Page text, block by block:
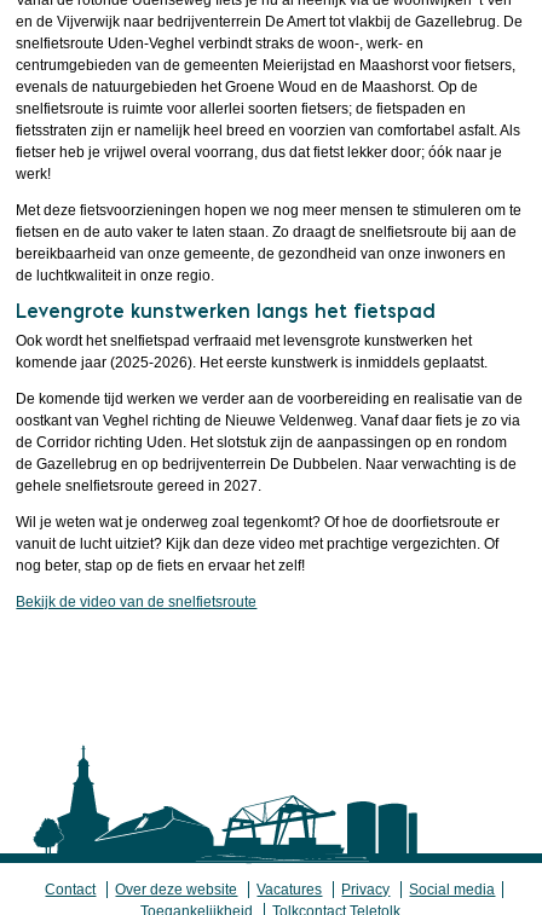
en de Vijverwijk naar bedrijventerrein De Amert tot vlakbij de Gazellebrug. De
snelfietsroute Uden-Veghel verbindt straks de woon-, werk- en
centrumgebieden van de gemeenten Meierijstad en Maashorst voor fietsers,
evenals de natuurgebieden het Groene Woud en de Maashorst. Op de
snelfietsroute is ruimte voor allerlei soorten fietsers; de fietspaden en
fietsstraten zijn er namelijk heel breed en voorzien van comfortabel asfalt. Als
fietser heb je vrijwel overal voorrang, dus dat fietst lekker door; óók naar je
werk!
Met deze fietsvoorzieningen hopen we nog meer mensen te stimuleren om te
fietsen en de auto vaker te laten staan. Zo draagt de snelfietsroute bij aan de
bereikbaarheid van onze gemeente, de gezondheid van onze inwoners en
de luchtkwaliteit in onze regio.
Levengrote kunstwerken langs het fietspad
Ook wordt het snelfietspad verfraaid met levensgrote kunstwerken het
komende jaar (2025-2026). Het eerste kunstwerk is inmiddels geplaatst.
De komende tijd werken we verder aan de voorbereiding en realisatie van de
oostkant van Veghel richting de Nieuwe Veldenweg. Vanaf daar fiets je zo via
de Corridor richting Uden. Het slotstuk zijn de aanpassingen op en rondom
de Gazellebrug en op bedrijventerrein De Dubbelen. Naar verwachting is de
gehele snelfietsroute gereed in 2027.
Wil je weten wat je onderweg zoal tegenkomt? Of hoe de doorfietsroute er
vanuit de lucht uitziet? Kijk dan deze video met prachtige vergezichten. Of
nog beter, stap op de fiets en ervaar het zelf!
Bekijk de video van de snelfietsroute
Contact Over deze website Vacatures Privacy
Social media
Toegankelijkheid
Tolkcontact Teletolk